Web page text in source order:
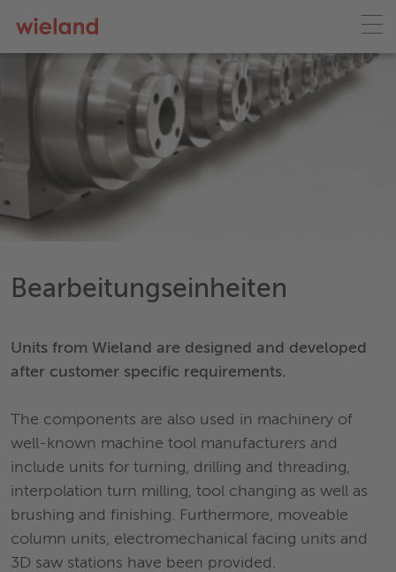
Bearbeitungseinheiten
Units from Wieland are designed and developed
after customer specific requirements.
The components are also used in machinery of
well-known machine tool manufacturers and
include units for turning, drilling and threading,
interpolation turn milling, tool changing as well as
brushing and finishing. Furthermore, moveable
column units, electromechanical facing units and
3D saw stations have been provided.